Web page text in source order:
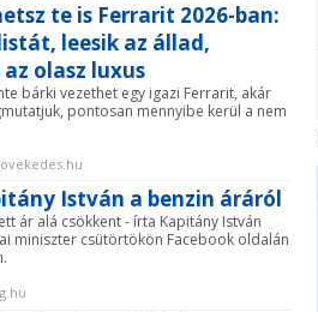
te is Ferrarit 2026-ban:
leesik az állad,
olasz luxus
bárki vezethet egy igazi Ferrarit, akár
pontosan mennyibe kerül a nem
István a benzin áráról
ár alá csökkent - írta Kapitány István
miniszter csütörtökön Facebook oldalán